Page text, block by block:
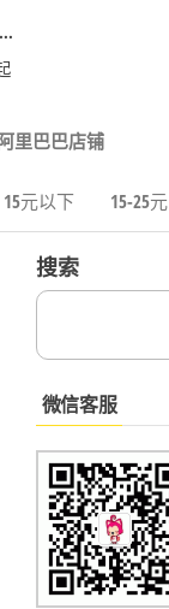
里巴巴店铺
15元以下 15-25元
搜索
微信客服